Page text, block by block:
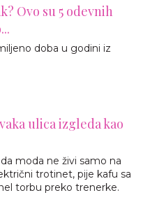
Ovo su 5 odevnih
doba u godini iz
ulica izgleda kao
moda ne živi samo na
trotinet, pije kafu sa
torbu preko trenerke.